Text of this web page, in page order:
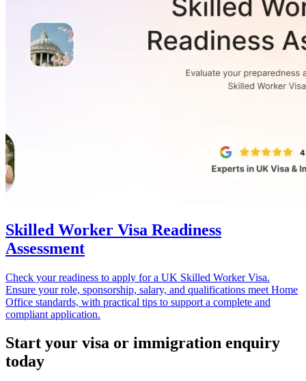
Skilled Worker Visa Readiness
Assessment
Check your readiness to apply for a UK Skilled Worker Visa.
Ensure your role, sponsorship, salary, and qualifications meet Home
Office standards, with practical tips to support a complete and
compliant application.
Start your visa or immigration enquiry
today